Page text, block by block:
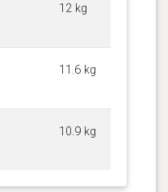
12 kg
11.6 kg
10.9 kg